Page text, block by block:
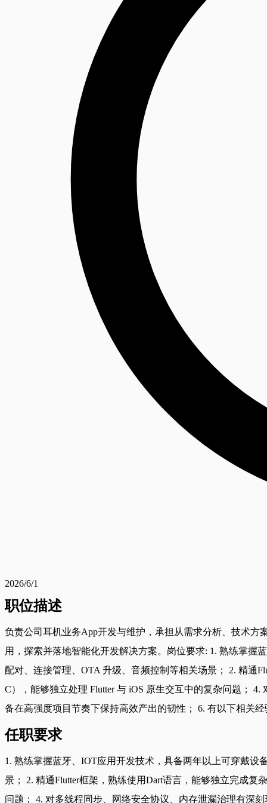
2026/6/1
职位描述
负责公司耳机业务App开发与维护，承担从需求分析、技术
用，探索并落地智能化开发解决方案。岗位要求: 1. 熟练掌握
配对、连接管理、OTA 升级、音频控制等相关场景； 2. 精通
C），能够独立处理 Flutter 与 iOS 原生交互中的复杂问题；
备在高强度项目节奏下保持高效产出的韧性； 6. 有以下相关
任职要求
1. 熟练掌握蓝牙、IOT应用开发技术，具备两年以上可穿戴设
景； 2. 精通Flutter框架，熟练使用Dart语言，能够独立完成复
问题； 4. 对多线程同步、网络安全协议、内存泄漏治理有深